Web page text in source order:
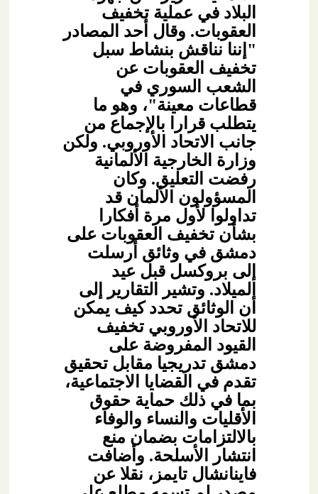
البلاد في عملية تخفيف
العقوبات. وقال أحد المصادر
"إننا نناقش بنشاط سبل
تخفيف العقوبات عن
الشعب السوري في
قطاعات معينة"، وهو ما
يتطلب قرارا بالإجماع من
جانب الاتحاد الأوروبي. ولكن
وزارة الخارجية الألمانية
رفضت التعليق. وكان
المسؤولون الألمان قد
تداولوا لأول مرة أفكارا
بشأن تخفيف العقوبات على
دمشق في وثائق أرسلت
إلى بروكسل قبل عيد
الميلاد. وتشير التقارير إلى
أن الوثائق تحدد كيف يمكن
للاتحاد الأوروبي تخفيف
القيود المفروضة على
دمشق تدريجيا مقابل تحقيق
تقدم في القضايا الاجتماعية،
بما في ذلك حماية حقوق
الأقليات والنساء والوفاء
بالالتزامات بضمان منع
انتشار الأسلحة. وأضافت
فاينانشال تايمز، نقلا عن